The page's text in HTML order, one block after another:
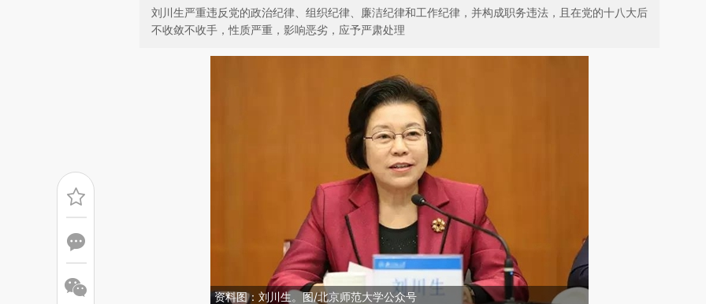
刘川生严重违反党的政治纪律、组织纪律、廉洁纪律和工作纪律，并构成职务违法，且在党的十八大后
不收敛不收手，性质严重，影响恶劣，应予严肃处理
资料图：刘川生。图/北京师范大学公众号